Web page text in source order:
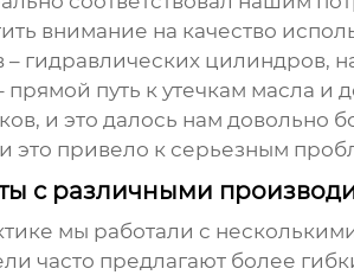
внимание на качество
– гидравлических цилиндров,
прямой путь к утечкам масла
и это далось нам довольно
это привело к серьезным
с различными
мы работали с
часто предлагают более